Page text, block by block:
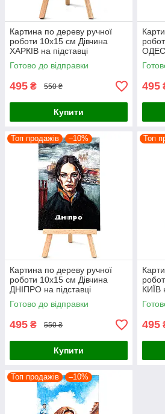
Картина по дереву ручної
роботи 10х15 см Дівчина
ХАРКІВ на підставці
Український сувенір
Готово до відправки
495 ₴ 550 ₴
Купити
495
Топ продажів –10%
Картина по дереву ручної
роботи 10х15 см Дівчина
ДНІПРО на підставці
Український сувенір
Готово до відправки
495 ₴ 550 ₴
Купити
Топ
КИЇВ
495
Топ продажів –10%